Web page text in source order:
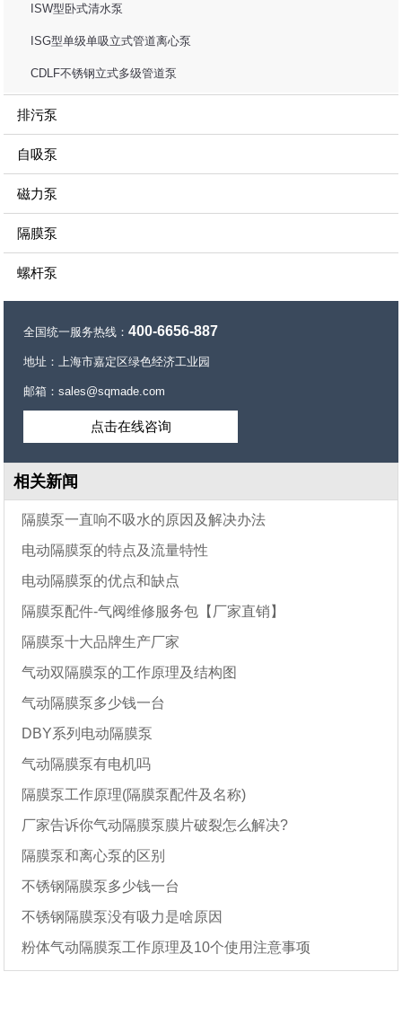
ISW型卧式清水泵
ISG型单级单吸立式管道离心泵
CDLF不锈钢立式多级管道泵
排污泵
自吸泵
磁力泵
隔膜泵
螺杆泵
全国统一服务热线：400-6656-887
地址：上海市嘉定区绿色经济工业园
邮箱：sales@sqmade.com
点击在线咨询
相关新闻
隔膜泵一直响不吸水的原因及解决办法
电动隔膜泵的特点及流量特性
电动隔膜泵的优点和缺点
隔膜泵配件-气阀维修服务包【厂家直销】
隔膜泵十大品牌生产厂家
气动双隔膜泵的工作原理及结构图
气动隔膜泵多少钱一台
DBY系列电动隔膜泵
气动隔膜泵有电机吗
隔膜泵工作原理(隔膜泵配件及名称)
厂家告诉你气动隔膜泵膜片破裂怎么解决?
隔膜泵和离心泵的区别
不锈钢隔膜泵多少钱一台
不锈钢隔膜泵没有吸力是啥原因
粉体气动隔膜泵工作原理及10个使用注意事项